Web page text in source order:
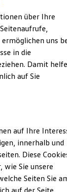
Gohm + Graf
über Ihre
ermöglichen uns
in die
Damit
auf Sie
auf Ihre
innerhalb und
Diese
Sie unsere
Seiten Sie
auf der Seite